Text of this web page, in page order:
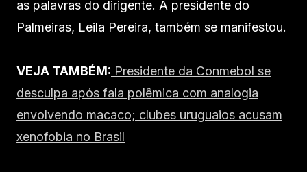
as palavras do dirigente. A presidente do
Palmeiras, Leila Pereira, também se manifestou.
VEJA TAMBÉM: Presidente da Conmebol se
desculpa após fala polêmica com analogia
envolvendo macaco; clubes uruguaios acusam
xenofobia no Brasil